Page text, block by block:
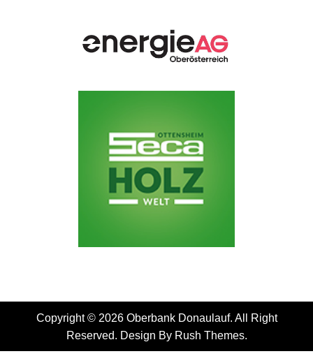
Copyright © 2026 Oberbank Donaulauf. All Right
Reserved. Design By Rush Themes.